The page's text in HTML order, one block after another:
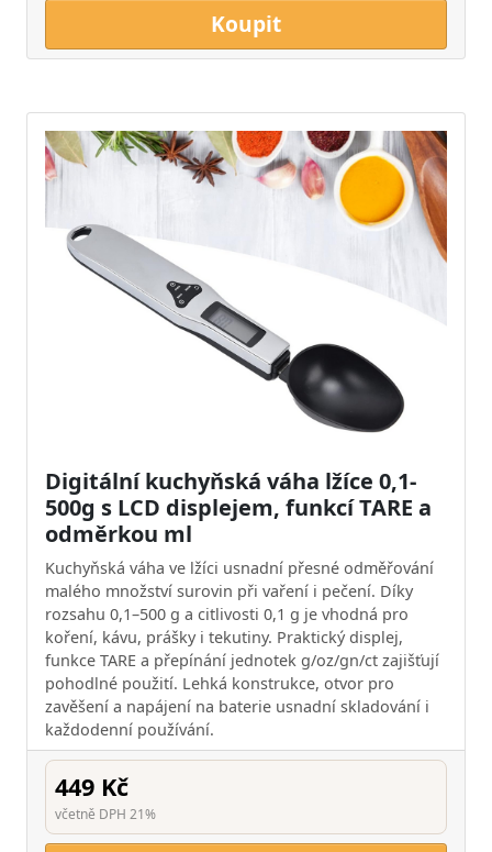
Koupit
Digitální kuchyňská váha lžíce 0,1-
500g s LCD displejem, funkcí TARE a
odměrkou ml
Kuchyňská váha ve lžíci usnadní přesné odměřování
malého množství surovin při vaření i pečení. Díky
rozsahu 0,1–500 g a citlivosti 0,1 g je vhodná pro
koření, kávu, prášky i tekutiny. Praktický displej,
funkce TARE a přepínání jednotek g/oz/gn/ct zajišťují
pohodlné použití. Lehká konstrukce, otvor pro
zavěšení a napájení na baterie usnadní skladování i
každodenní používání.
449 Kč
včetně DPH 21%